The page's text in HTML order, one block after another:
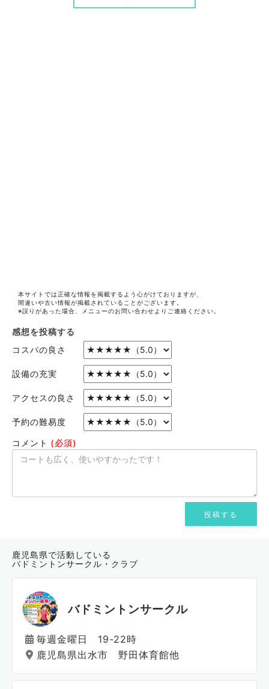
本サイトでは正確な情報を掲載するよう心がけておりますが、
間違いや古い情報が掲載されていることがございます。
※誤りがあった場合、メニューのお問い合わせよりご連絡ください。
感想を投稿する
コスパの良さ
設備の充実
アクセスの良さ
予約の難易度
コメント (必須)
鹿児島県で活動している
バドミントンサークル・クラブ
バドミントンサークル
毎週金曜日 19-22時
鹿児島県出水市 野田体育館他